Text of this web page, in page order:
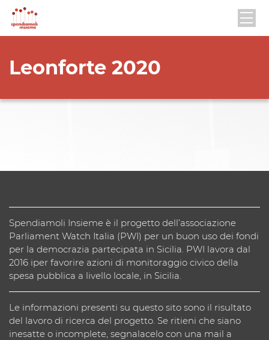
Leonforte 2020
Spendiamoli Insieme è il progetto dell’associazione
Parliament Watch Italia (PWI) per un buon uso dei fondi
per la democrazia partecipata in Sicilia. PWI lavora dal
2016 iper favorire azioni di monitoraggio civico della
spesa pubblica a livello locale, in Sicilia.
Le informazioni presenti su questo sito sono il risultato
del lavoro di ricerca del progetto. Se ritieni che siano
inesatte o incomplete, segnalacelo con una mail a